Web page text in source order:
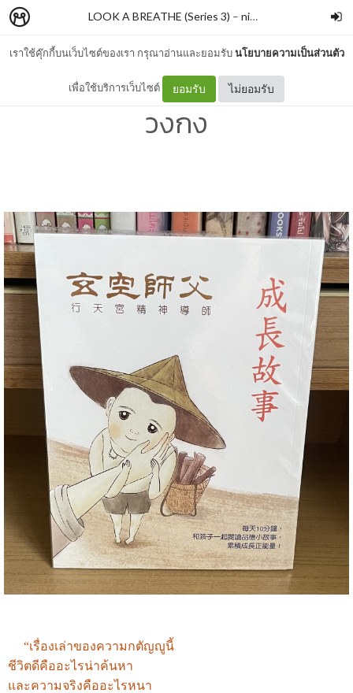
เราใช้คุ๊กกี้บนเว็บไซต์ของเรา กรุณาอ่านและยอมรับนโยบายความเป็นส่วนตัว
เพื่อใช้บริการเว็บไซต์ ยอมรับ ไม่ยอมรับ
LOOK A BREATHE (Series 3) – nimon
#609 เรื่องเล่าของอาจารย์ซ
วงกง
“เรื่องเล่าของความกตัญญูนี้
ชีวิตดีคืออะไรน่าค้นหา
และความจริงคืออะไรหนา